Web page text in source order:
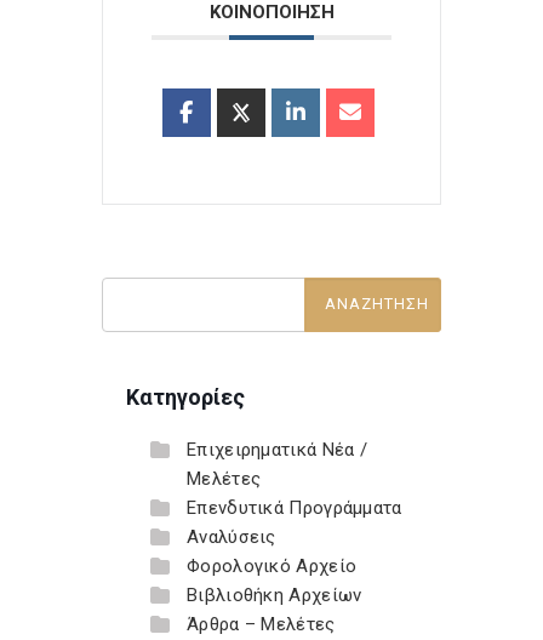
ΚΟΙΝΟΠΟΙΗΣΗ
Κατηγορίες
Επιχειρηματικά Νέα /
Μελέτες
Επενδυτικά Προγράμματα
Αναλύσεις
Φορολογικό Αρχείο
Βιβλιοθήκη Αρχείων
Άρθρα – Μελέτες